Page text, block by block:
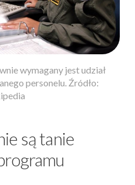
wymagany jest udział
personelu. Źródło:
są tanie